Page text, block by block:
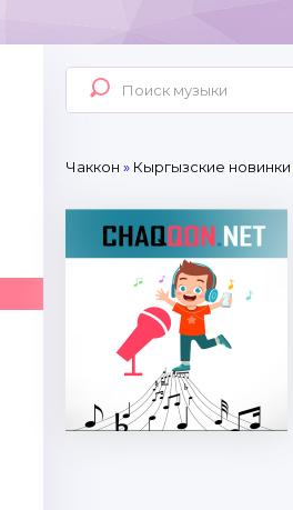
Чаккон » Кыргызские новинки